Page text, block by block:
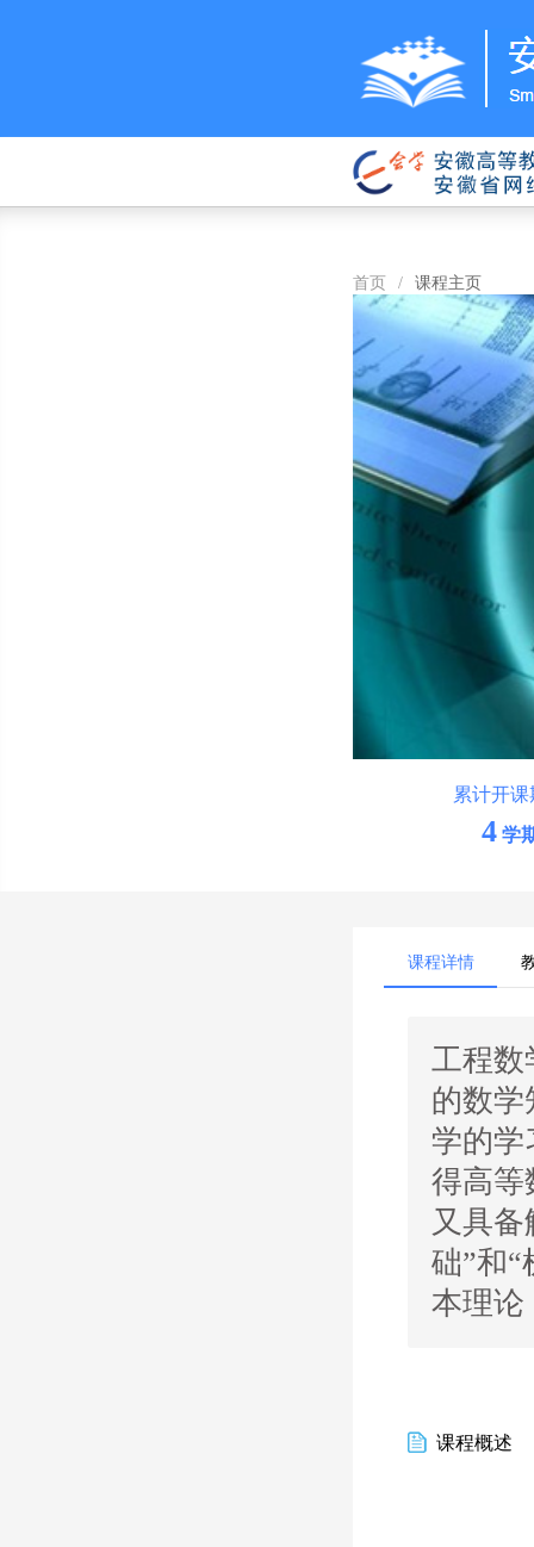
首页 / 课程主页
累计开课
4学
课程详情
工程数
的数学
学的学
得高等
又具
础”和
本理论
课程概述